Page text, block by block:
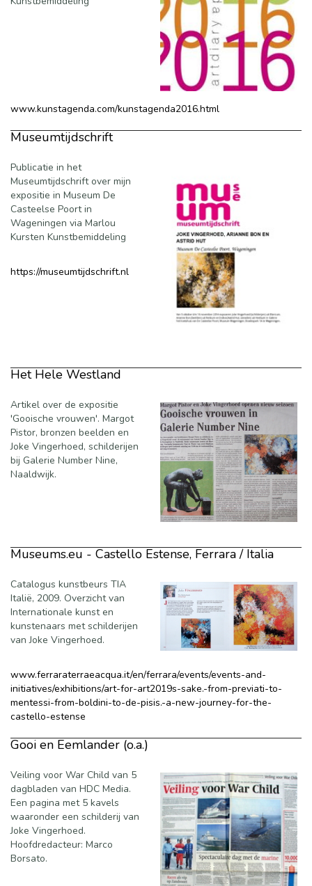
www.kunstagenda.com/kunstagenda2016.html
Museumtijdschrift
Publicatie in het
Museumtijdschrift over mijn
expositie in Museum De
Casteelse Poort in
Wageningen via Marlou
Kursten Kunstbemiddeling
https://museumtijdschrift.nl
Het Hele Westland
Artikel over de expositie
'Gooische vrouwen'. Margot
Pistor, bronzen beelden en
Joke Vingerhoed, schilderijen
bij Galerie Number Nine,
Naaldwijk.
Museums.eu - Castello Estense, Ferrara / Italia
Catalogus kunstbeurs TIA
Italië, 2009. Overzicht van
Internationale kunst en
kunstenaars met schilderijen
van Joke Vingerhoed.
www.ferraraterraeacqua.it/en/ferrara/events/events-and-
initiatives/exhibitions/art-for-art2019s-sake.-from-previati-to-
mentessi-from-boldini-to-de-pisis.-a-new-journey-for-the-
castello-estense
Gooi en Eemlander (o.a.)
Veiling voor War Child van 5
dagbladen van HDC Media.
Een pagina met 5 kavels
waaronder een schilderij van
Joke Vingerhoed.
Hoofdredacteur: Marco
Borsato.